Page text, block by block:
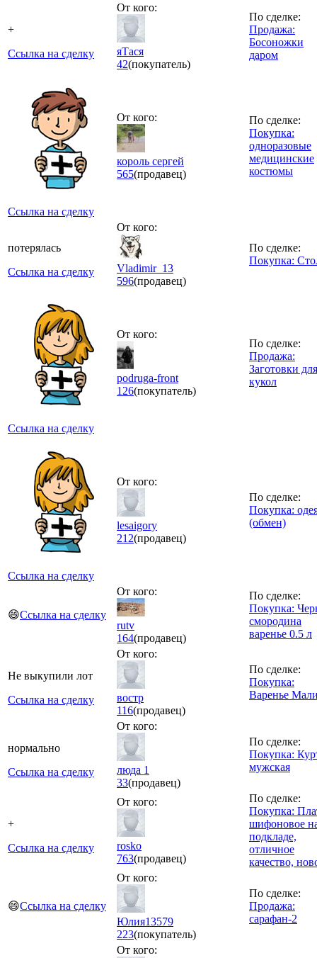
+
Ссылка на сделку
От кого:
яТася
42(покупатель)
По сделке:
Продажа:
Босоножки
даром
Ссылка на сделку
От кого:
король сергей
565(продавец)
По сделке:
Покупка:
одноразовые
медицинские
костюмы
потерялась
Ссылка на сделку
От кого:
Vladimir_13
596(продавец)
По сделке:
Покупка:
Ссылка на сделку
От кого:
podruga-front
126(покупатель)
По сделке:
Продажа:
Заготовки для
кукол
Ссылка на сделку
От кого:
lesaigory
212(продавец)
По сделке:
Покупка:
(обмен)
😄Ссылка на сделку
От кого:
rutv
164(продавец)
По сделке:
Покупка:
смородина
варенье 0.5 л
Не выкупили лот
Ссылка на сделку
От кого:
востр
116(продавец)
По сделке:
Покупка:
Варенье
нормально
Ссылка на сделку
От кого:
люда 1
33(продавец)
По сделке:
Покупка:
мужская
+
Ссылка на сделку
От кого:
rosko
763(продавец)
По сделке:
Покупка:
шифоновое
подкладе,
отличное
качество,
😄Ссылка на сделку
От кого:
Юлия13579
223(покупатель)
По сделке:
Продажа:
сарафан-2
От кого: